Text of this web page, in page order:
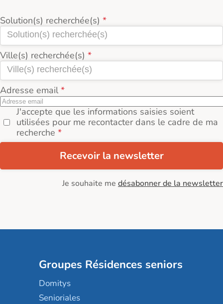
Solution(s) recherchée(s)
Ville(s) recherchée(s)
Adresse email
J'accepte que les informations saisies soient
utilisées pour me recontacter dans le cadre de ma
recherche
Recevoir la newsletter
Je souhaite me désabonner de la newsletter
Groupes Résidences seniors
Domitys
Senioriales